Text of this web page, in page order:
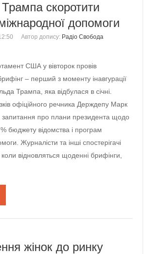
скоротити
допомоги
Автор допису: Радіо Свобода
США у вівторок провів
– перший з моменту інавгурації
Трампа, яка відбулася в січні.
офіційного речника Держдепу Марк
запитання про плани президента щодо
бюджету відомства і програм
Журналісти та інші спостерігачі
відновляться щоденні брифінги,
жінок до ринку